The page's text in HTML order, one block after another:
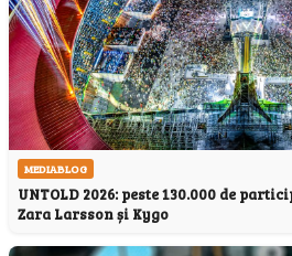
MEDIABLOG
UNTOLD 2026: peste 130.000 de
Zara Larsson și Kygo